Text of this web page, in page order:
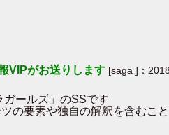
VIPがお送りします [saga ]：
ガールズ」のSSです
の要素や独自の解釈を含むこ